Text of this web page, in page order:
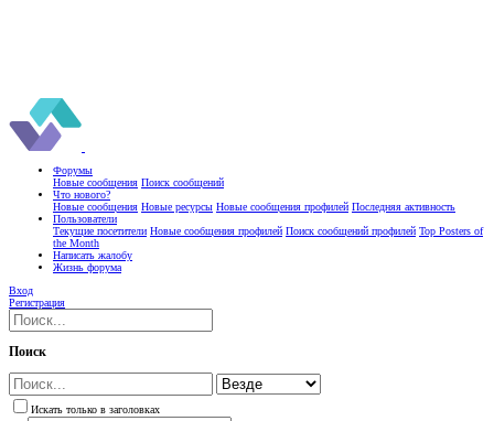
Форумы
Новые сообщения Поиск сообщений
Что нового?
Новые сообщения Новые ресурсы Новые сообщения профилей Последняя активность
Пользователи
Текущие посетители Новые сообщения профилей Поиск сообщений профилей Top Posters of
the Month
Написать жалобу
Жизнь форума
Вход
Регистрация
Поиск
Искать только в заголовках